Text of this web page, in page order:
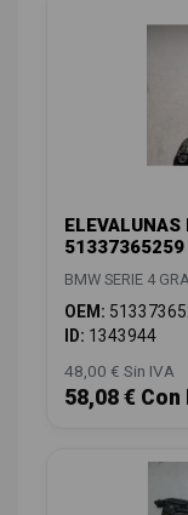
ELEVALUNAS
51337365259
BMW SERIE 4
OEM:
ID: 1343944
48,00 € Sin IVA
58,08 € Con